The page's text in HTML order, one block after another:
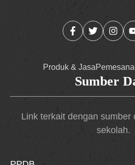
Produk & Jasa
Sumber
Link terkait dengan sumber
sekolah.